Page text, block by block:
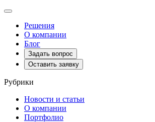
Toggle
navigationРешения
О компании
Блог
Задать вопрос
Оставить заявку
Рубрики
Новости и статьи
О компании
Портфолио